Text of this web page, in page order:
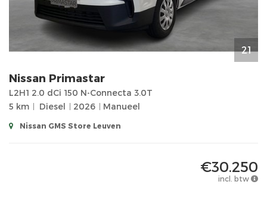
21
Nissan Primastar
L2H1 2.0 dCi 150 N-Connecta 3.0T
5 km
Diesel 2026 Manueel
Nissan GMS Store Leuven
€30.250
incl. btw